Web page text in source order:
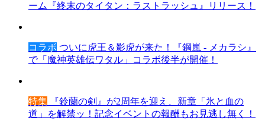
ーム『終末のタイタン：ラストラッシュ』リリース！
コラボ ついに虎王＆影虎が来た！『鋼嵐 - メカラシ』
で「魔神英雄伝ワタル」コラボ後半が開催！
特集 『鈴蘭の剣』が2周年を迎え、新章「氷と血の
道」を解禁ッ！記念イベントの報酬もお見逃し無く！